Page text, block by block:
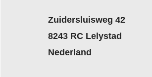
Zuidersluisweg 42
8243 RC Lelystad
Nederland